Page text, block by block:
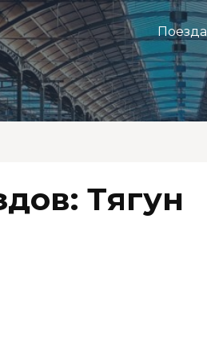
Поезда
Тягун